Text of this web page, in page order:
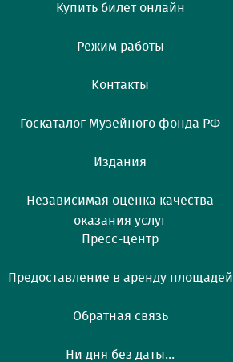
Купить билет онлайн
Режим работы
Контакты
Госкаталог Музейного фонда РФ
Издания
Независимая оценка качества
оказания услуг
Пресс-центр
Предоставление в аренду площадей
Обратная связь
Ни дня без даты...